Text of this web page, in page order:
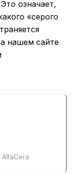
означает,
«серого
нашем сайте
AltaCera